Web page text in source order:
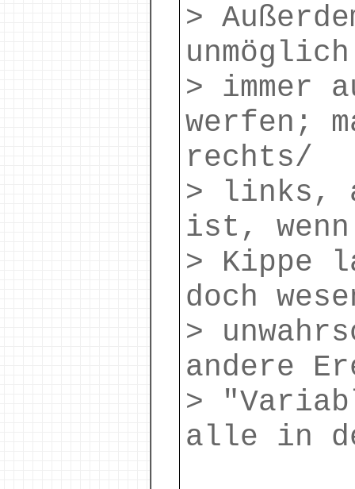
>
> immer
werfen;
rechts/
> links,
ist,
> Kippe
doch
>
andere
>
alle in